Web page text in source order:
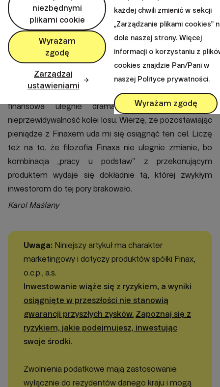
raczej należałoby opisać jako pewną emocję, niż
materialny, namacalny obiekt, czy konkretne
doświadczenie życiowe. Wydaje mi się bowiem, że
inwestuję w wewnętrzny spokój, tj. poczucie, że za 15-
20 lat od teraz ja, albo moi bliscy, będziemy mieli
pieniądze, które pozwolą nam nie zastanawiać się nad
tym, czy z miesiąca na miesiąc nasza sytuacja
finansowa ulegnie dramatycznej zmianie przez
nieprzewidywalność kolei losu. Wierzę, że pozostawiając
pieniądze z Finaxem uda mi się osiągnąć ten cel. Liczę
też na to, że filozofia Finaxa nie ulegnie zmianie, bo
kombinacja „pracy u podstaw” z przekonującym
produktem wydaje się dokładnie tą, której zwykłym
inwestorom do tej pory brakowało.
Karol Maślany
Uwaga: Niniejszy artykuł ma charakter
marketingowy i dotyczy produktów spółki Finax,
o.c.p., a.s.
Inwestowanie wiąże się z ryzykiem, a wyniki
osiągnięte w przeszłości nie stanowią
gwarancji przyszłych zysków. Zapoznaj się z
ryzykiem, jakie podejmujesz, inwestując
swoje środki.
Zwolnienia podatkowe mają zastosowanie
wyłącznie do rezydentów danego kraju i mogą
niezbędnymi
plikami cookie
Wyrażam
zgodę
Zarządzaj
ustawieniami
każdej chwili zmienić w sekcji
„Zarządzanie plikami cookies”
dole naszej strony. Więcej
informacji o korzystaniu z
cookies znajdzie Pan/Pani w
naszej Polityce prywatności.
Wyrażam zgodę